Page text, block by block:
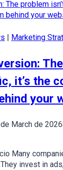
| Marketing
it’s the
your
March de 2026
Many
invest in